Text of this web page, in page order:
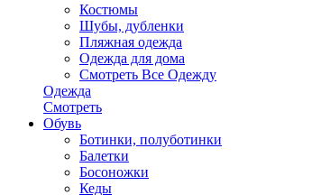
Костюмы
Шубы, дубленки
Пляжная одежда
Одежда для дома
Смотреть Все Одежду
Одежда
Смотреть
Обувь
Ботинки, полуботинки
Балетки
Босоножки
Кеды